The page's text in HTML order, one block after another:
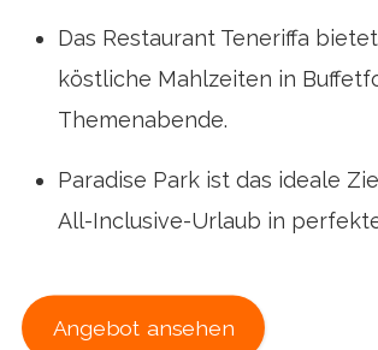
Das Restaurant Teneriffa
köstliche Mahlzeiten in
Themenabende.
Paradise Park ist das ideale
All-Inclusive-Urlaub in
Angebot ansehen